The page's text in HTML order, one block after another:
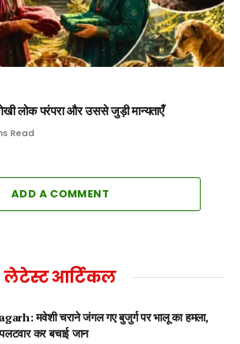
लोक परंपरा और उससे जुड़ी मान्यताएँ
Read
ADD A COMMENT
लेटेस्ट आर्टिकल
मवेशी चराने जंगल गए बुजुर्ग पर भालू का हमला,
कर बचाई जान